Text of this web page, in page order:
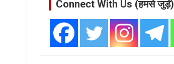
Connect With Us (हमसे जुड़ें)